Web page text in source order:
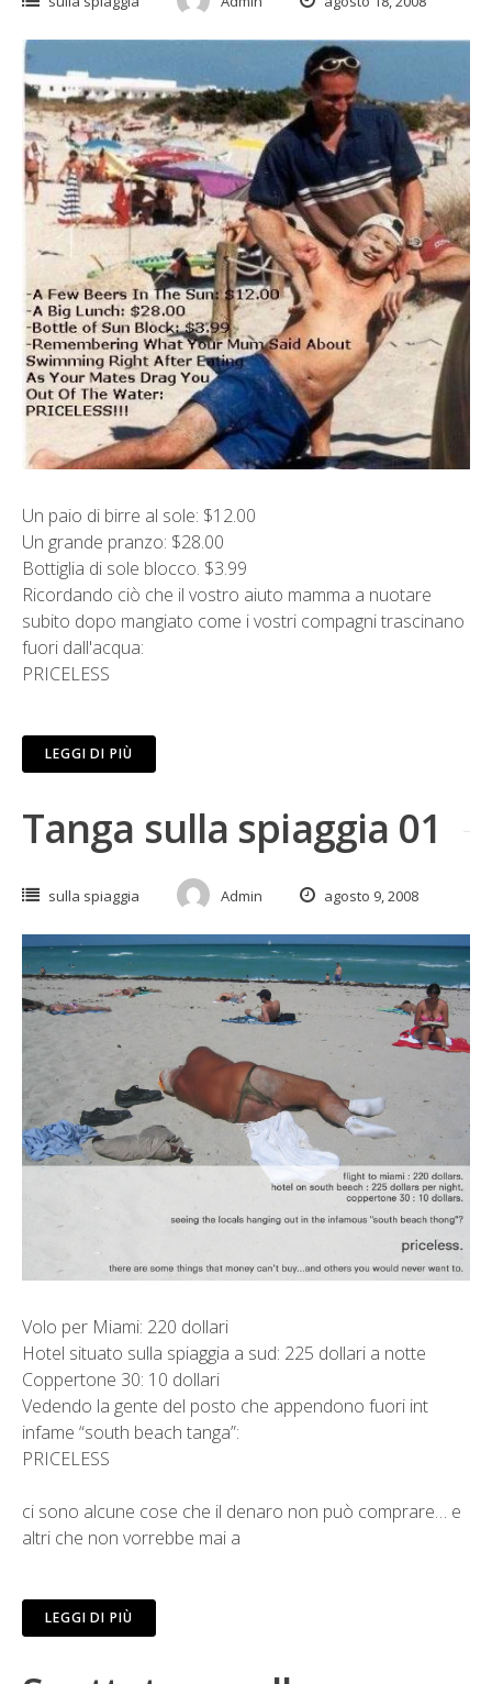
Un paio di birre al sole: $12.00
Un grande pranzo: $28.00
Bottiglia di sole blocco. $3.99
Ricordando ciò che il vostro aiuto mamma a nuotare
subito dopo mangiato come i vostri compagni trascinano
fuori dall'acqua:
PRICELESS
LEGGI DI PIÙ
Tanga sulla spiaggia 01
sulla spiaggia Admin agosto 9, 2008
Volo per Miami: 220 dollari
Hotel situato sulla spiaggia a sud: 225 dollari a notte
Coppertone 30: 10 dollari
Vedendo la gente del posto che appendono fuori int
infame “south beach tanga”:
PRICELESS
ci sono alcune cose che il denaro non può comprare… e
altri che non vorrebbe mai a
LEGGI DI PIÙ